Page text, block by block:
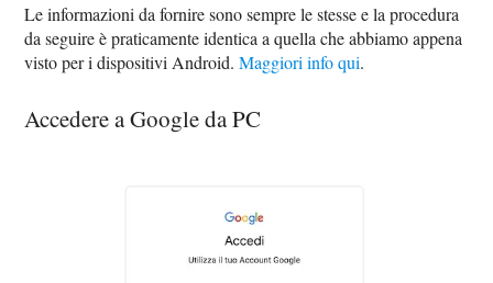
Le informazioni da fornire sono sempre le stesse e la procedura
da seguire è praticamente identica a quella che abbiamo appena
visto per i dispositivi Android.Maggiori info qui.
Accedere a Google da PC